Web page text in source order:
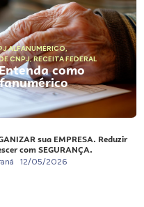
ALFANUMÉRICO,
CNPJ,RECEITA FEDERAL
como
sua EMPRESA. Reduzir
com SEGURANÇA.
12/05/2026